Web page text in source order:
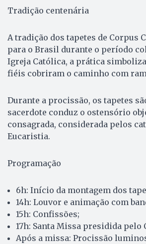
Tradição centenária
A tradição dos tapetes de
para o Brasil durante o período
Igreja Católica, a prática
fiéis cobriram o caminho com
Durante a procissão, os tapetes
sacerdote conduz o ostensório
consagrada, considerada pelos
Eucaristia.
Programação
6h: Início da montagem dos
14h: Louvor e animação com
15h: Confissões;
17h: Santa Missa presidida pelo
Após a missa: Procissão